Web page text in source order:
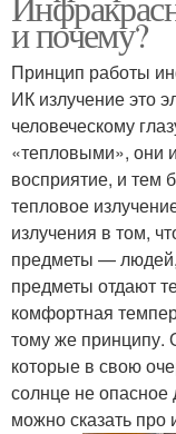
и почему?
Принцип работы
ИК излучение это
человеческому
«тепловыми», они
восприятие, и тем
тепловое
излучения в том,
предметы —
предметы отдают
комфортная
тому же принципу.
которые в свою
солнце не
можно сказать